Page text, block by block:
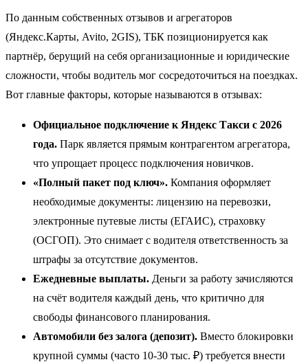
По данным собственных отзывов и агрегаторов
(Яндекс.Карты, Avito, 2GIS), ТБК позиционируется как
партнёр, берущий на себя организационные и юридические
сложности, чтобы водитель мог сосредоточиться на поездках.
Вот главные факторы, которые называются в отзывах:
Официальное подключение к Яндекс Такси с 2026
года. Парк является прямым контрагентом агрегатора,
что упрощает процесс подключения новичков.
«Полный пакет под ключ». Компания оформляет
необходимые документы: лицензию на перевозки,
электронные путевые листы (ЕГАИС), страховку
(ОСГОП). Это снимает с водителя ответственность за
штрафы за отсутствие документов.
Ежедневные выплаты. Деньги за работу зачисляются
на счёт водителя каждый день, что критично для
свободы финансового планирования.
Автомобили без залога (депозит). Вместо блокировки
крупной суммы (часто 10-30 тыс. ₽) требуется внести